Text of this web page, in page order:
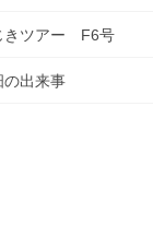
きツアー F6号
の出来事